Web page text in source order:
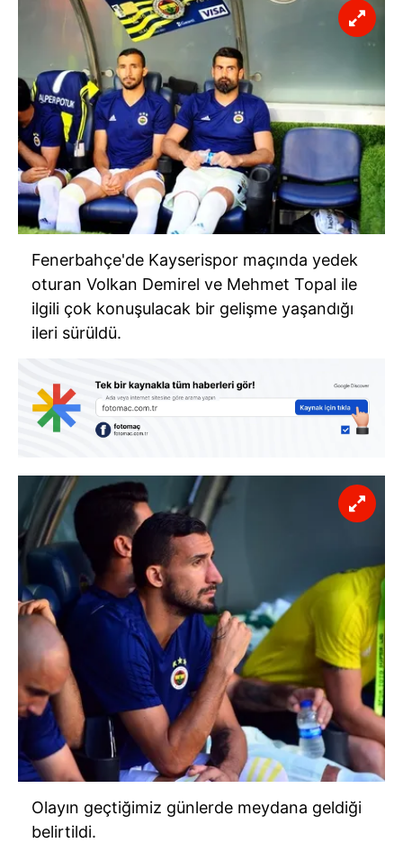
Fenerbahçe'de Kayserispor maçında yedek
oturan Volkan Demirel ve Mehmet Topal ile
ilgili çok konuşulacak bir gelişme yaşandığı
ileri sürüldü.
Olayın geçtiğimiz günlerde meydana geldiği
belirtildi.